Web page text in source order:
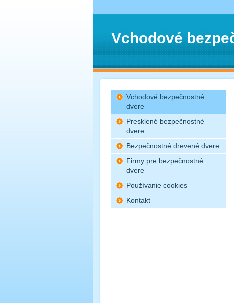
Vchodové
Vchodové bezpečnostné
dvere
Presklené bezpečnostné
dvere
Bezpečnostné drevené dvere
Firmy pre bezpečnostné
dvere
Používanie cookies
Kontakt